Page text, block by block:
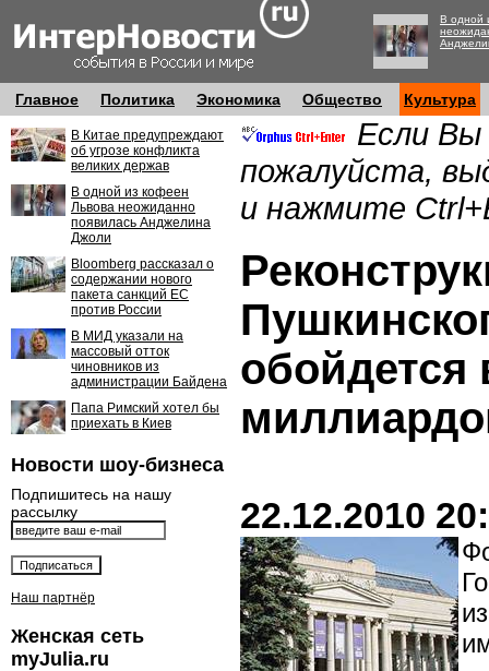
В одной
Главное Политика Экономика Общество Культура
В Китае предупреждают
об угрозе конфликта
великих держав
В одной из кофеен
Львова неожиданно
появилась Анджелина
Джоли
Bloomberg рассказал о
содержании нового
пакета санкций ЕС
против России
В МИД указали на
массовый отток
чиновников из
администрации Байдена
Папа Римский хотел бы
приехать в Киев
Новости шоу-бизнеса
Подпишитесь на нашу
рассылку
Наш партнёр
Женская сеть
myJulia.ru
Если Вы
пожалуйста,
и нажмите
обойдется
22.12.2010